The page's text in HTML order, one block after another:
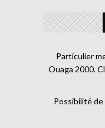
Particulier
Ouaga 2000.
Possibilité